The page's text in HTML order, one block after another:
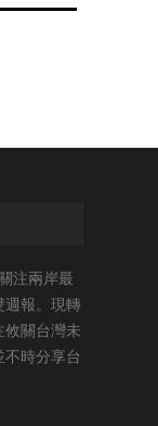
注兩岸最
週報。現轉
攸關台灣未
不時分享台